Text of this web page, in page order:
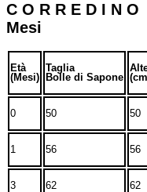
C O R R E D I N
Mesi
Età
(Mesi)
Taglia
Bolle di Sapone
0 50 50
1 56 56
3 62 62